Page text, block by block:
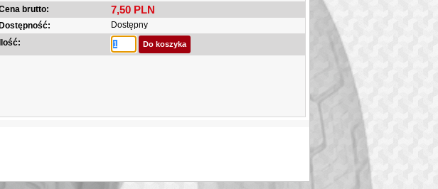
brutto: 7,50 PLN
Dostępność:
Dostępny
Ilość: